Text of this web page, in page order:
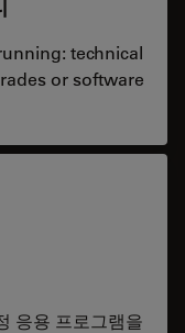
technical
or software
응용 프로그램을